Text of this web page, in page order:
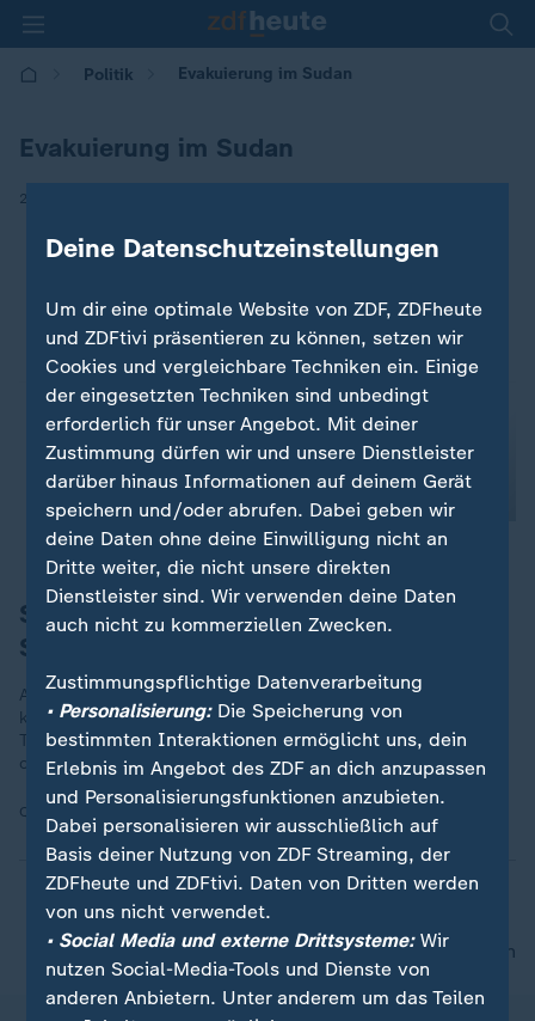
Politik Evakuierung im Sudan
Evakuierung im Sudan
25.04.2023 | 15:38
So kamen Röwekamp und Schauer im
Sudan unter
Anouar (rechts), Chef des Hotel Sanaa, nimmt uns auf und
kocht für unsere Gruppe. Das erste warme Essen nach sieben
Tagen! Später riskiert er sein Leben, um uns einen Wagen zu
organisieren.
Quelle: Sudan, Mareike Röwekamp und Horst Schauer
nach oben
Deine Datenschutzeinstellungen
Um dir eine optimale Website von ZDF, ZDFheute
und ZDFtivi präsentieren zu können, setzen wir
Cookies und vergleichbare Techniken ein. Einige
der eingesetzten Techniken sind unbedingt
erforderlich für unser Angebot. Mit deiner
Zustimmung dürfen wir und unsere Dienstleister
darüber hinaus Informationen auf deinem Gerät
speichern und/oder abrufen. Dabei geben wir
deine Daten ohne deine Einwilligung nicht an
Dritte weiter, die nicht unsere direkten
Dienstleister sind. Wir verwenden deine Daten
auch nicht zu kommerziellen Zwecken.
Zustimmungspflichtige Datenverarbeitung
• Personalisierung:Die Speicherung von
bestimmten Interaktionen ermöglicht uns, dein
Erlebnis im Angebot des ZDF an dich anzupassen
und Personalisierungsfunktionen anzubieten.
Dabei personalisieren wir ausschließlich auf
Basis deiner Nutzung von ZDF Streaming, der
ZDFheute und ZDFtivi. Daten von Dritten werden
von uns nicht verwendet.
• Social Media und externe Drittsysteme:Wir
nutzen Social-Media-Tools und Dienste von
anderen Anbietern. Unter anderem um das Teilen